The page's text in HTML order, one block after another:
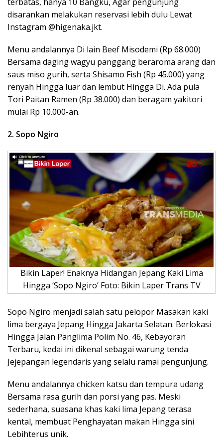
disarankan melakukan reservasi lebih dulu Lewat
Instagram @higenaka.jkt.
Menu andalannya Di lain Beef Misodemi (Rp 68.000)
Bersama daging wagyu panggang beraroma arang dan
saus miso gurih, serta Shisamo Fish (Rp 45.000) yang
renyah Hingga luar dan lembut Hingga Di. Ada pula
Tori Paitan Ramen (Rp 38.000) dan beragam yakitori
mulai Rp 10.000-an.
2. Sopo Ngiro
Bikin Laper! Enaknya Hidangan Jepang Kaki Lima
Hingga ‘Sopo Ngiro’ Foto: Bikin Laper Trans TV
Sopo Ngiro menjadi salah satu pelopor Masakan kaki
lima bergaya Jepang Hingga Jakarta Selatan. Berlokasi
Hingga Jalan Panglima Polim No. 46, Kebayoran
Terbaru, kedai ini dikenal sebagai warung tenda
Jejepangan legendaris yang selalu ramai pengunjung.
Menu andalannya chicken katsu dan tempura udang
Bersama rasa gurih dan porsi yang pas. Meski
sederhana, suasana khas kaki lima Jepang terasa
kental, membuat Penghayatan makan Hingga sini
Lebihterus unik.